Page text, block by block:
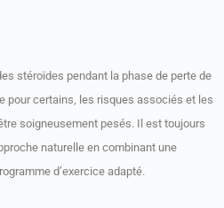
stéroïdes pendant la phase de perte de
pour certains, les risques associés et les
soigneusement pesés. Il est toujours
naturelle en combinant une
d’exercice adapté.